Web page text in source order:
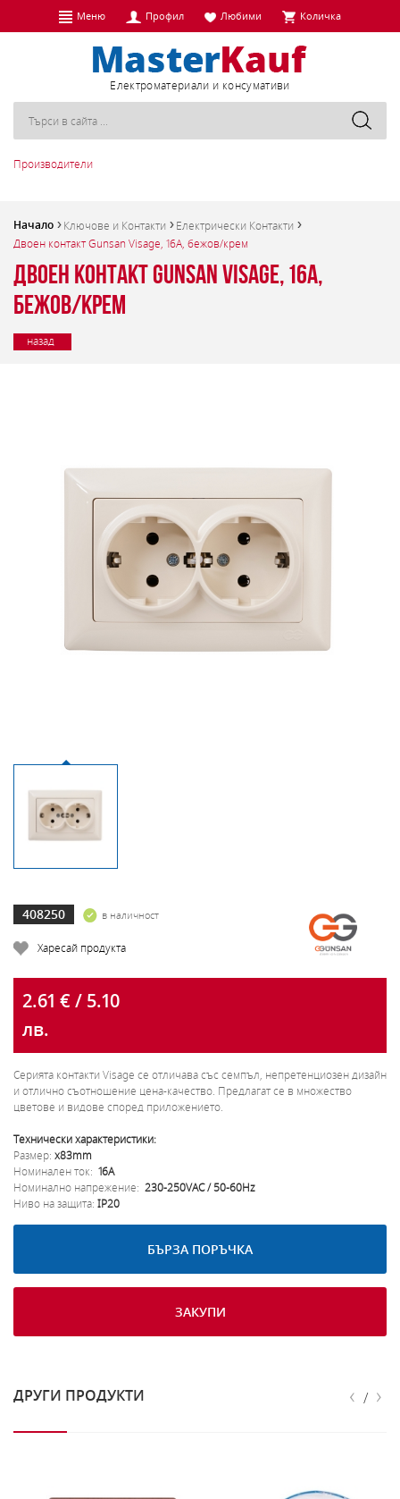
Меню Профил Любими Количка
Eлектроматериали и консумативи
Производители
Начало Ключове и Контакти
Електрически Контакти
Двоен контакт Gunsan Visage, 16A, бежов/крем
Двоен контакт Gunsan Visage, 16A,
бежов/крем
назад
408250 в наличност
Харесай продукта
2.61 € / 5.10
лв.
Серията контакти Visage се отличава със семпъл, непретенциозен дизайн
и отлично съотношение цена-качество. Предлагат се в множество
цветове и видове според приложението.
Технически характеристики:
Размер: x83mm
Номинален ток: 16A
Номинално напрежение: 230-250VAC / 50-60Hz
Ниво на защита: IP20
БЪРЗА ПОРЪЧКА
ЗАКУПИ
ДРУГИ ПРОДУКТИ ‹ / ›